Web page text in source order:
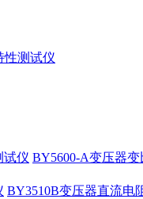
性测试仪
试仪 BY5600-A变压器
BY3510B变压器直流电